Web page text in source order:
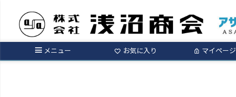
メニュー お気に入り マイページ